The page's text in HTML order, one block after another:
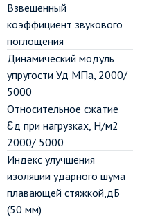
Взвешенный
коэффициент звукового
поглощения
Динамический модуль
упругости Уд МПа, 2000/
5000
Относительное сжатие
Ɛд при нагрузках, Н/м2
2000/ 5000
Индекс улучшения
изоляции ударного шума
плавающей стяжкой,дБ
(50 мм)